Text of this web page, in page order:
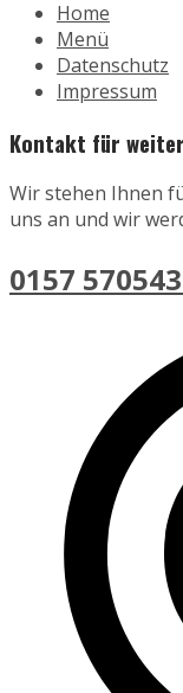
Home
Menü
Datenschutz
Impressum
Kontakt für
Wir stehen Ihnen
uns an und wir
0157